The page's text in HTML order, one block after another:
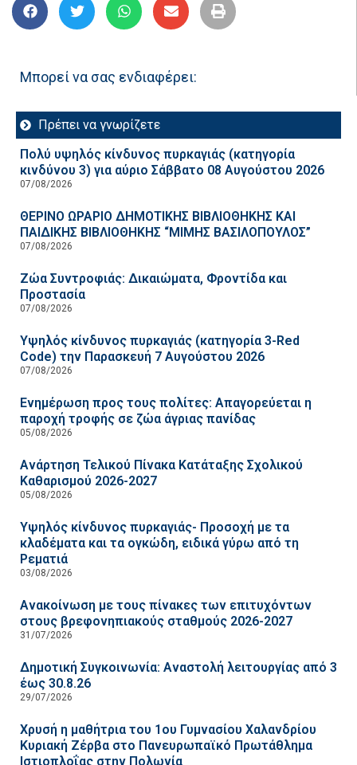
Μπορεί να σας ενδιαφέρει:
Πρέπει να γνωρίζετε
Πολύ υψηλός κίνδυνος πυρκαγιάς (κατηγορία
κινδύνου 3) για αύριο Σάββατο 08 Αυγούστου 2026
07/08/2026
ΘΕΡΙΝΟ ΩΡΑΡΙΟ ΔΗΜΟΤΙΚΗΣ ΒΙΒΛΙΟΘΗΚΗΣ ΚΑΙ
ΠΑΙΔΙΚΗΣ ΒΙΒΛΙΟΘΗΚΗΣ “ΜΙΜΗΣ ΒΑΣΙΛΟΠΟΥΛΟΣ”
07/08/2026
Ζώα Συντροφιάς: Δικαιώματα, Φροντίδα και
Προστασία
07/08/2026
Υψηλός κίνδυνος πυρκαγιάς (κατηγορία 3-Red
Code) την Παρασκευή 7 Αυγούστου 2026
07/08/2026
Ενημέρωση προς τους πολίτες: Απαγορεύεται η
παροχή τροφής σε ζώα άγριας πανίδας
05/08/2026
Ανάρτηση Τελικού Πίνακα Κατάταξης Σχολικού
Καθαρισμού 2026-2027
05/08/2026
Υψηλός κίνδυνος πυρκαγιάς- Προσοχή με τα
κλαδέματα και τα ογκώδη, ειδικά γύρω από τη
Ρεματιά
03/08/2026
Ανακοίνωση με τους πίνακες των επιτυχόντων
στους βρεφονηπιακούς σταθμούς 2026-2027
31/07/2026
Δημοτική Συγκοινωνία: Αναστολή λειτουργίας από 3
έως 30.8.26
29/07/2026
Χρυσή η μαθήτρια του 1ου Γυμνασίου Χαλανδρίου
Κυριακή Ζέρβα στο Πανευρωπαϊκό Πρωτάθλημα
Ιστιοπλοΐας στην Πολωνία